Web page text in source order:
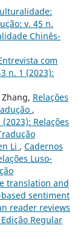
v. 45 n.
Chinês-
com
n. 1 (2023):
Relações
,
Relações
Li , Cadernos
Luso-
translation and
sentiment
reader reviews
Regular